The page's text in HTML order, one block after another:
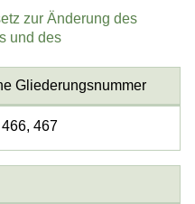
zur Änderung des
und des
Gliederungsnummer
467